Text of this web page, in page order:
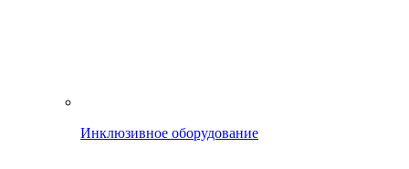
Инклюзивное оборудование